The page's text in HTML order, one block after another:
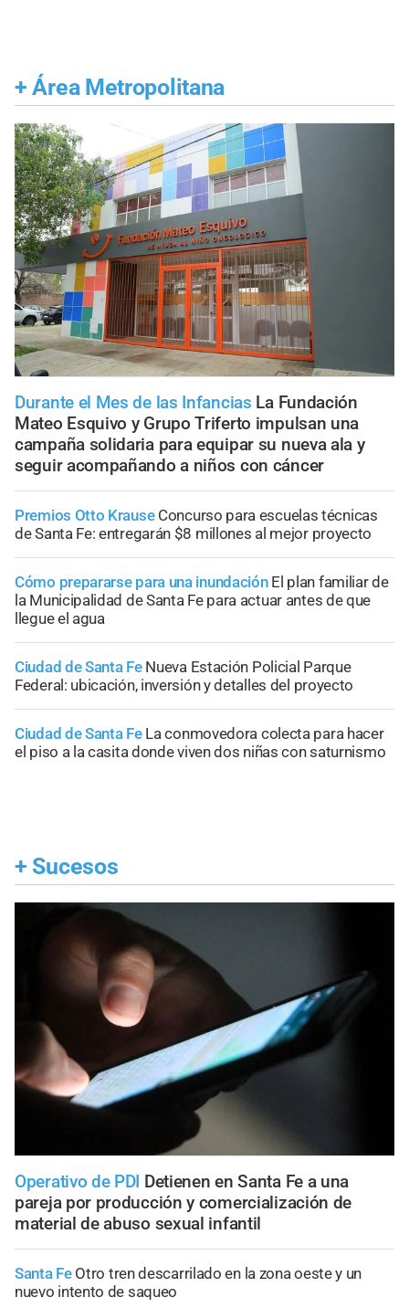
+ Área Metropolitana
Durante el Mes de las Infancias La Fundación
Mateo Esquivo y Grupo Triferto impulsan una
campaña solidaria para equipar su nueva ala y
seguir acompañando a niños con cáncer
Premios Otto Krause Concurso para escuelas técnicas
de Santa Fe: entregarán $8 millones al mejor proyecto
Cómo prepararse para una inundación El plan familiar de
la Municipalidad de Santa Fe para actuar antes de que
llegue el agua
Ciudad de Santa Fe Nueva Estación Policial Parque
Federal: ubicación, inversión y detalles del proyecto
Ciudad de Santa Fe La conmovedora colecta para hacer
el piso a la casita donde viven dos niñas con saturnismo
+ Sucesos
Operativo de PDI Detienen en Santa Fe a una
pareja por producción y comercialización de
material de abuso sexual infantil
Santa Fe Otro tren descarrilado en la zona oeste y un
nuevo intento de saqueo